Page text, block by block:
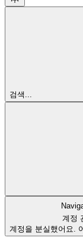
검색...
계정
계정을 분실했어요.